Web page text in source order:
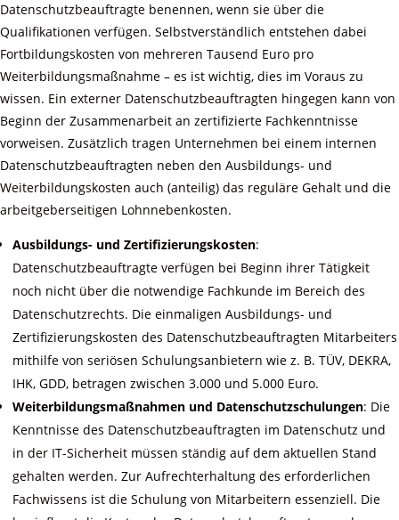
Datenschutzbeauftragte benennen, wenn sie über die
Qualifikationen verfügen. Selbstverständlich entstehen dabei
Fortbildungskosten von mehreren Tausend Euro pro
Weiterbildungsmaßnahme – es ist wichtig, dies im Voraus zu
wissen. Ein externer Datenschutzbeauftragten hingegen kann von
Beginn der Zusammenarbeit an zertifizierte Fachkenntnisse
vorweisen. Zusätzlich tragen Unternehmen bei einem internen
Datenschutzbeauftragten neben den Ausbildungs- und
Weiterbildungskosten auch (anteilig) das reguläre Gehalt und die
arbeitgeberseitigen Lohnnebenkosten.
Ausbildungs- und Zertifizierungskosten:
Datenschutzbeauftragte verfügen bei Beginn ihrer Tätigkeit
noch nicht über die notwendige Fachkunde im Bereich des
Datenschutzrechts. Die einmaligen Ausbildungs- und
Zertifizierungskosten des Datenschutzbeauftragten Mitarbeiters
mithilfe von seriösen Schulungsanbietern wie z. B. TÜV, DEKRA,
IHK, GDD, betragen zwischen 3.000 und 5.000 Euro.
Weiterbildungsmaßnahmen und Datenschutzschulungen: Die
Kenntnisse des Datenschutzbeauftragten im Datenschutz und
in der IT-Sicherheit müssen ständig auf dem aktuellen Stand
gehalten werden. Zur Aufrechterhaltung des erforderlichen
Fachwissens ist die Schulung von Mitarbeitern essenziell. Die